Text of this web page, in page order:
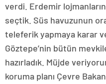
verdi. Erdemir
seçtik. Süs havuzunun
teleferik yapmaya karar
Göztepe’nin bütün
hazırladık. Müjde
koruma planı Çevre